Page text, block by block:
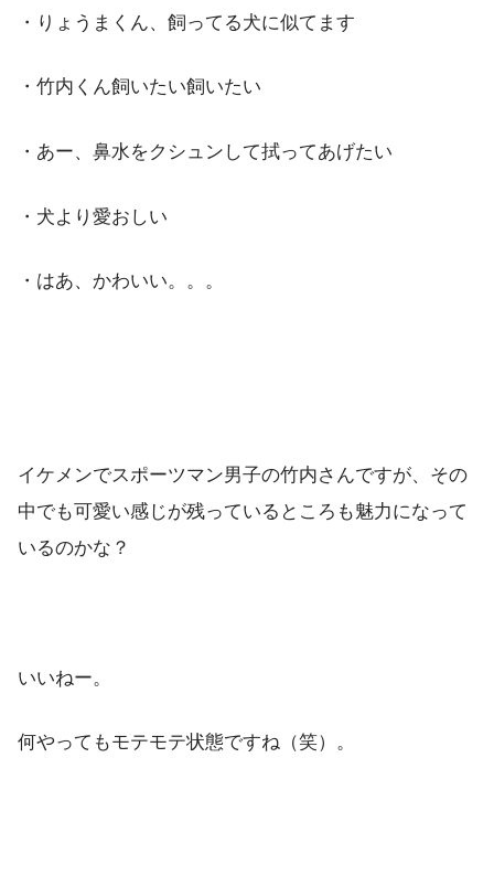
・りょうまくん、飼ってる犬に似てます
・竹内くん飼いたい飼いたい
・あー、鼻水をクシュンして拭ってあげたい
・犬より愛おしい
・はあ、かわいい。。。
イケメンでスポーツマン男子の竹内さんですが、その
中でも可愛い感じが残っているところも魅力になって
いるのかな？
いいねー。
何やってもモテモテ状態ですね（笑）。